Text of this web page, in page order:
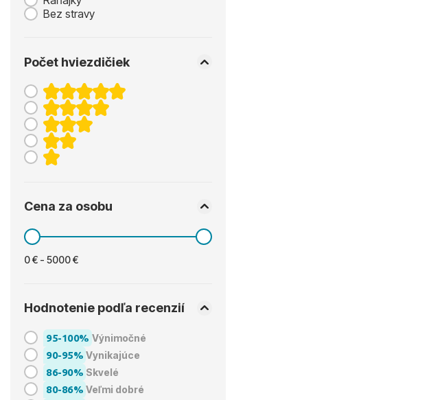
Bez stravy
Počet hviezdičiek
Cena za osobu
0 € - 5000 €
Hodnotenie podľa recenzií
95-100% Výnimočné
90-95% Vynikajúce
86-90% Skvelé
80-86% Veľmi dobré